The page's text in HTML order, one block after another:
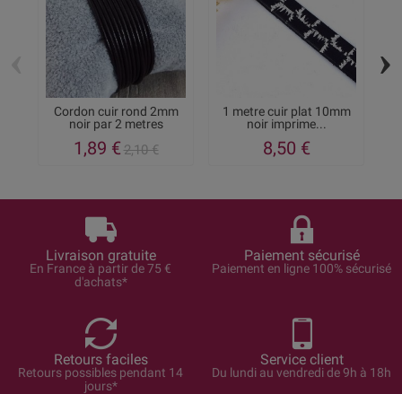
Cordon cuir rond 2mm
noir par 2 metres
1,89 €2,10 €
1 metre cuir plat 10mm
noir imprime...
8,50 €
›
Livraison gratuite
En France à partir de 75 €
d'achats*
Paiement sécurisé
Paiement en ligne 100% sécurisé
Retours faciles
Retours possibles pendant 14
jours*
Service client
Du lundi au vendredi de 9h à 18h